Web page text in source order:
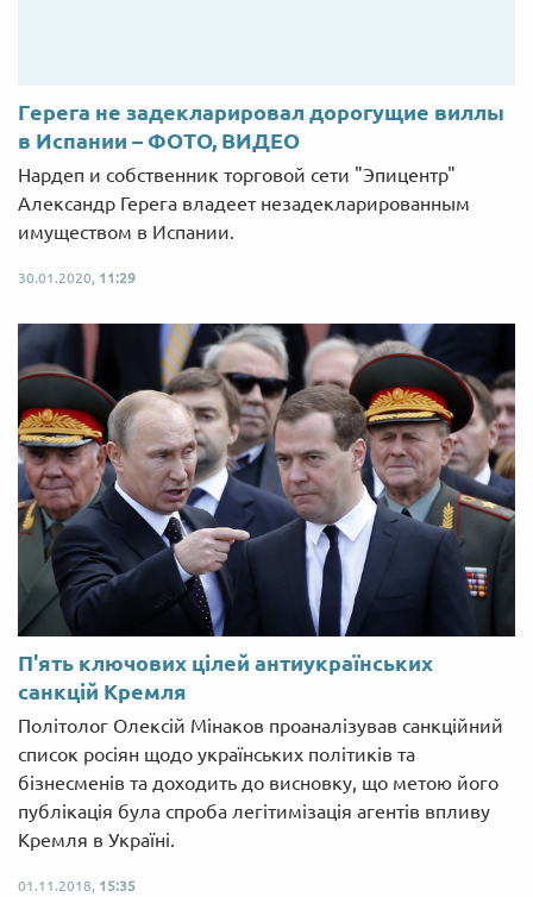
Герега не задекларировал дорогущие виллы
в Испании – ФОТО, ВИДЕО
Нардеп и собственник торговой сети "Эпицентр"
Александр Герега владеет незадекларированным
имуществом в Испании.
30.01.2020, 11:29
П'ять ключових цілей антиукраїнських
санкцій Кремля
Політолог Олексій Мінаков проаналізував санкційний
список росіян щодо українських політиків та
бізнесменів та доходить до висновку, що метою його
публікація була спроба легітимізація агентів впливу
Кремля в Україні.
01.11.2018, 15:35